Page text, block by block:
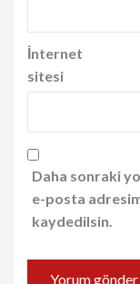
İnternet
sitesi
Daha sonraki
e-posta
kaydedilsin.